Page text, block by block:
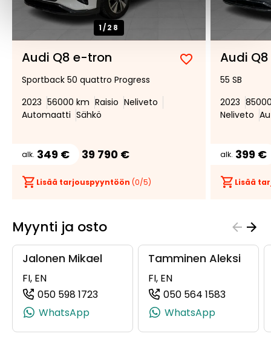
1/28
Audi Q8 e-tron
Lisää
suosikiksi
Poista
suosikeista
Sportback 50 quattro Progress
2023 56000 km Raisio Neliveto
Automaatti Sähkö
alk. 349 € 39 790 €
Lisää tarjouspyyntöön (0/5)
Audi
55 SB
2023
Neliveto
alk. 399 €
Lisää
Myynti ja osto
Jalonen Mikael
FI, EN
050 598 1723
(+358505981723, 0505981723, +358
WhatsApp
Tamminen Aleksi
FI, EN
050 564 1583
WhatsApp